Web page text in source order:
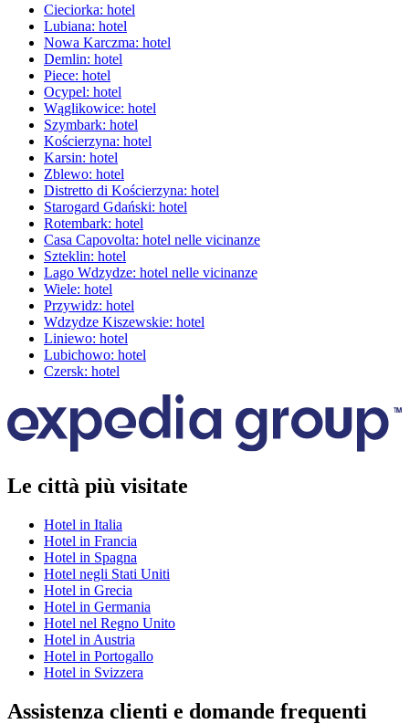
Cieciorka: hotel
Lubiana: hotel
Nowa Karczma: hotel
Demlin: hotel
Piece: hotel
Ocypel: hotel
Wąglikowice: hotel
Szymbark: hotel
Kościerzyna: hotel
Karsin: hotel
Zblewo: hotel
Distretto di Kościerzyna: hotel
Starogard Gdański: hotel
Rotembark: hotel
Casa Capovolta: hotel nelle vicinanze
Szteklin: hotel
Lago Wdzydze: hotel nelle vicinanze
Wiele: hotel
Przywidz: hotel
Wdzydze Kiszewskie: hotel
Liniewo: hotel
Lubichowo: hotel
Czersk: hotel
Le città più visitate
Hotel in Italia
Hotel in Francia
Hotel in Spagna
Hotel negli Stati Uniti
Hotel in Grecia
Hotel in Germania
Hotel nel Regno Unito
Hotel in Austria
Hotel in Portogallo
Hotel in Svizzera
Assistenza clienti e domande frequenti